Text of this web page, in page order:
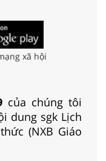
xã hội
của chúng tôi
dung sgk Lịch
(NXB Giáo